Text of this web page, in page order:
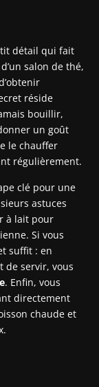
détail qui fait
salon de thé,
réside
bouillir,
un goût
le chauffer
régulièrement.
clé pour une
astuces
à lait pour
Si vous
suffit : en
de servir, vous
. Enfin, vous
directement
chaude et